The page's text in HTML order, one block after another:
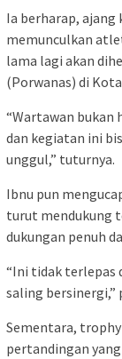
Ia berharap, ajang
memunculkan
lama lagi akan
(Porwanas) di
“Wartawan bukan
dan kegiatan ini
unggul,” tuturnya.
Ibnu pun
turut mendukung
dukungan penuh
“Ini tidak terlepas
saling bersinergi,”
Sementara,
pertandingan